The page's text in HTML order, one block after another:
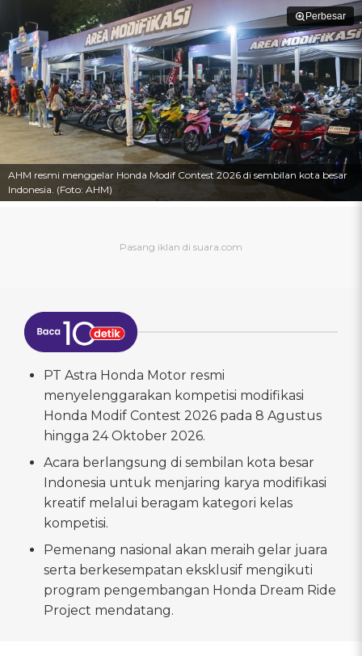
Perbesar
AHM resmi menggelar Honda Modif Contest 2026 di sembilan kota besar
Indonesia. (Foto: AHM)
PT Astra Honda Motor resmi
menyelenggarakan kompetisi modifikasi
Honda Modif Contest 2026 pada 8 Agustus
hingga 24 Oktober 2026.
Acara berlangsung di sembilan kota besar
Indonesia untuk menjaring karya modifikasi
kreatif melalui beragam kategori kelas
kompetisi.
Pemenang nasional akan meraih gelar juara
serta berkesempatan eksklusif mengikuti
program pengembangan Honda Dream Ride
Project mendatang.